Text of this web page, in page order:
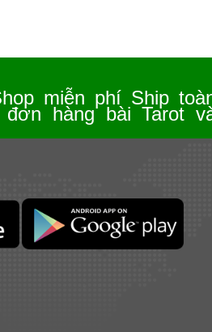
miễn phí Ship
hàng bài Tarot